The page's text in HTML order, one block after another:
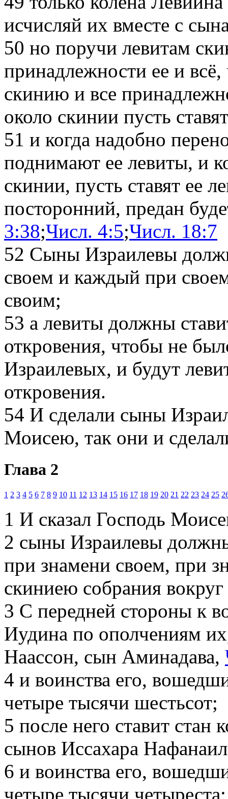
исчисляй их вместе с
50 но поручи левитам
принадлежности ее и
скинию и все
около скинии пусть
51 и когда надобно
поднимают ее левиты, и
скинии, пусть ставят ее
посторонний, предан
3:38;Числ. 4:5;Числ. 18:7
52 Сыны Израилевы
своем и каждый при
своим;
53 а левиты должны
откровения, чтобы не
Израилевых, и будут
откровения.
54 И сделали сыны
Моисею, так они и
Глава 2
1 2 3 4 5 6 7 8 9 10 11 12 13 14 15 16 17 18 19 20 21 22 23 24 25
1 И сказал Господь
2 сыны Израилевы
при знамени своем, при
скиниею собрания
3 С передней стороны к
Иудина по ополчениям
Наассон, сын Аминадава,
4 и воинства его,
четыре тысячи шестьсот;
5 после него ставит стан
сынов Иссахара
6 и воинства его,
четыре тысячи четыреста;